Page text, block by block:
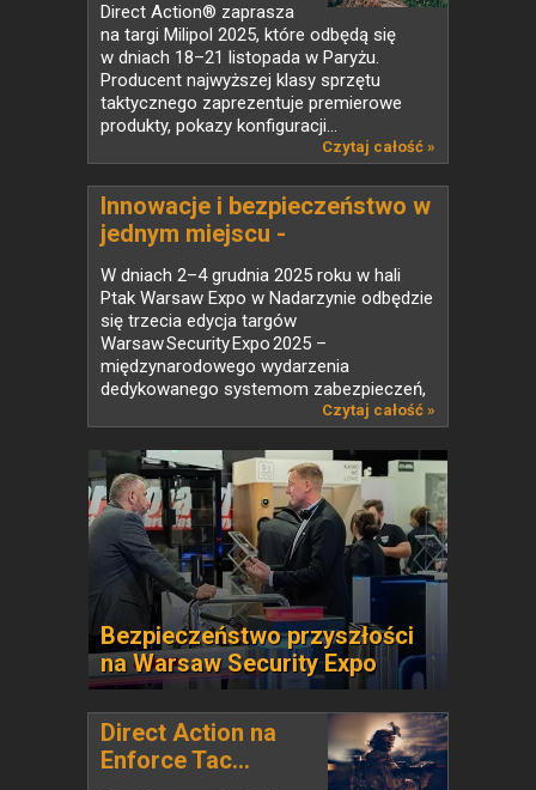
Direct Action® zaprasza
na targi Milipol 2025, które odbędą się
w dniach 18–21 listopada w Paryżu.
Producent najwyższej klasy sprzętu
taktycznego zaprezentuje premierowe
produkty, pokazy konfiguracji...
Czytaj całość »
Innowacje i bezpieczeństwo w
jednym miejscu -
Warsaw Security Expo 2025
W dniach 2–4 grudnia 2025 roku w hali
Ptak Warsaw Expo w Nadarzynie odbędzie
się trzecia edycja targów
Warsaw Security Expo 2025 –
międzynarodowego wydarzenia
dedykowanego systemom zabezpieczeń,
Czytaj całość »
Bezpieczeństwo przyszłości
na Warsaw Security Expo
Direct Action na
Enforce Tac...